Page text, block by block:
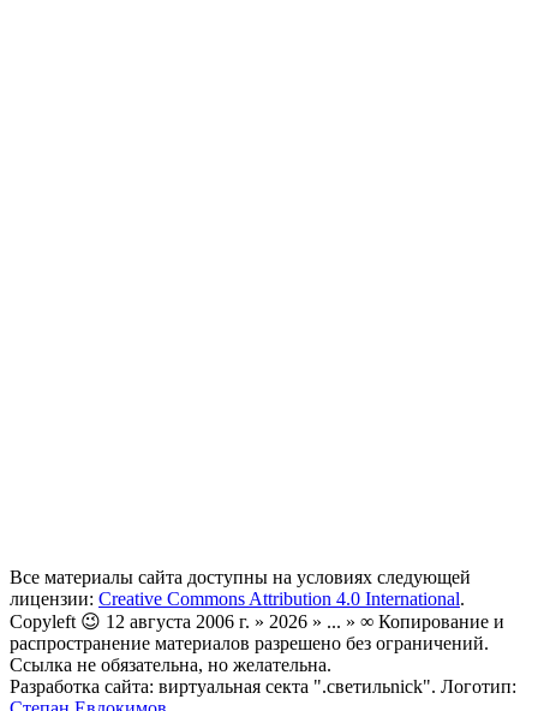
Все материалы сайта доступны на условиях следующей
лицензии: Creative Commons Attribution 4.0 International.
Copyleft 😉 12 августа 2006 г. » 2026 » ... » ∞ Копирование и
распространение материалов разрешено без ограничений.
Ссылка не обязательна, но желательна.
Разработка сайта: виртуальная секта ".светильnick". Логотип: